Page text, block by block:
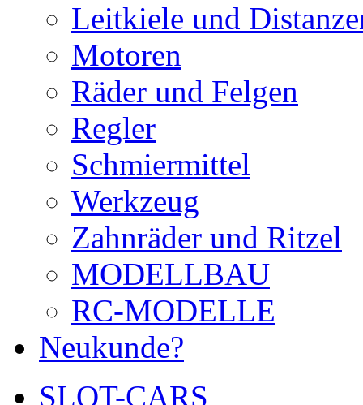
Leitkiele und
Motoren
Räder und Felgen
Regler
Schmiermittel
Werkzeug
Zahnräder und Ritzel
MODELLBAU
RC-MODELLE
Neukunde?
SLOT-CARS